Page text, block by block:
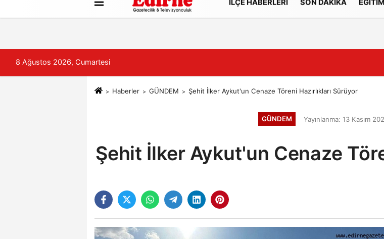
İletişim Çerez Politikası Gizlilik İlkeleri
İLÇE HABERLERİ SON DAKİKA EĞİTİM
8 Ağustos 2026, Cumartesi
Haberler GÜNDEM Şehit İlker Aykut'un Cenaze Töreni Hazırlıkları Sürüyor
GÜNDEM Yayınlanma: 13 Kasım
Şehit İlker Aykut'un Cenaze